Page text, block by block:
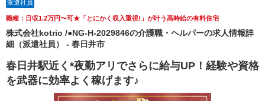
派遣社員
職種：日収1.2万円〜可★「とにかく収入重視!」が叶う高時給の有料住宅
株式会社kotrio /●NG-H-2029846の介護職・ヘルパーの求人情報詳
細（派遣社員） - 春日井市
春日井駅近く*夜勤アリでさらに給与UP！経験や資格
を武器に効率よく稼げます♪